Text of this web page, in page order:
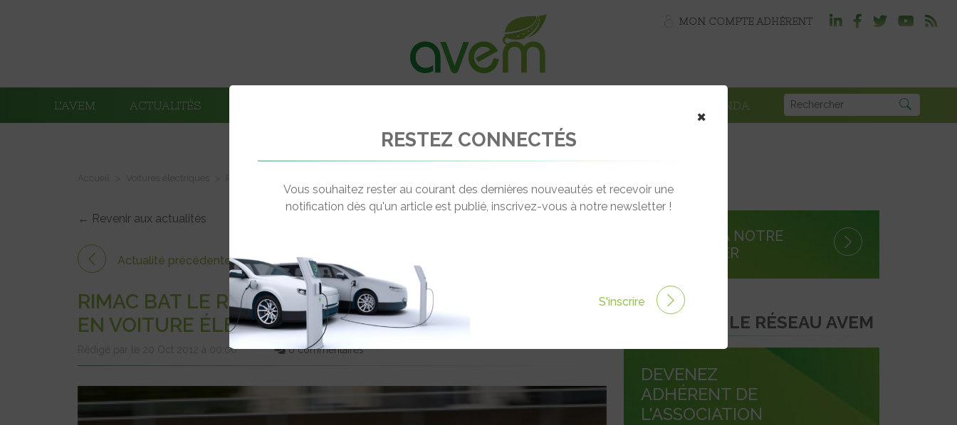
MON COMPTE ADHÉRENT
L’AVEM ACTUALITÉS AGENDA
← Revenir aux actualités
Actualité précédente
RIMAC BAT LE RECORD DU MONDE D’ACCÉLÉRATION
EN VOITURE ÉLECTRIQUE AVEC LA E-M3
Rédigé par le 20 Oct 2012 à 00:00 0 commentaires
S'INSCRIRE À NOTRE
NEWSLETTER
REJOINDRE LE RÉSEAU AVEM
DEVENEZ
ADHÉRENT DE
L'ASSOCIATION
×
RESTEZ CONNECTÉS
Vous souhaitez rester au courant des dernières nouveautés et recevoir une
notification dès qu'un article est publié, inscrivez-vous à notre newsletter !
S'inscrire